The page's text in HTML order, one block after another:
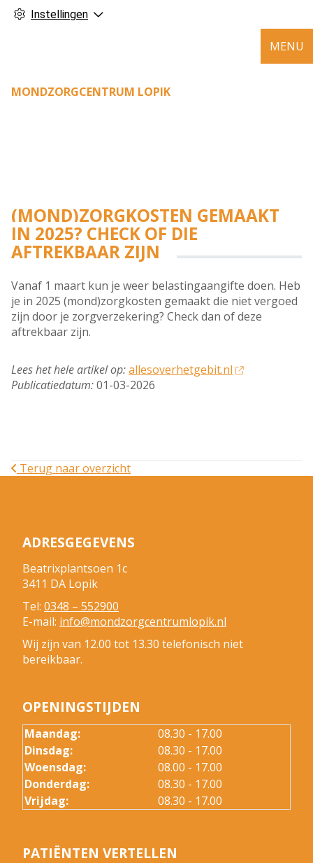
Instellingen
MONDZORGCENTRUM LOPIK
MENU
(MOND)ZORGKOSTEN GEMAAKT
IN 2025? CHECK OF DIE
AFTREKBAAR ZIJN
Vanaf 1 maart kun je weer belastingaangifte doen. Heb
je in 2025 (mond)zorgkosten gemaakt die niet vergoed
zijn door je zorgverzekering? Check dan of deze
aftrekbaar zijn.
Lees het hele artikel op:allesoverhetgebit.nl
Publicatiedatum:01-03-2026
Terug naar overzicht
ADRESGEGEVENS
Beatrixplantsoen 1c
3411 DA Lopik
Tel: 0348 – 552900
E-mail: info@mondzorgcentrumlopik.nl
Wij zijn van 12.00 tot 13.30 telefonisch niet
bereikbaar.
OPENINGSTIJDEN
Maandag:
08.30 - 17.00
Dinsdag:
08.30 - 17.00
Woensdag:
08.00 - 17.00
Donderdag:
08.30 - 17.00
Vrijdag:
08.30 - 17.00
PATIËNTEN VERTELLEN